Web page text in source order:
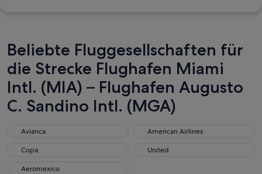
Beliebte Fluggesellschaften für
die Strecke Flughafen Miami
Intl. (MIA) – Flughafen Augusto
C. Sandino Intl. (MGA)
Avianca
Avianca American Airlines
American Airlines
Copa
Copa United
United
Aeromexico
Aeromexico